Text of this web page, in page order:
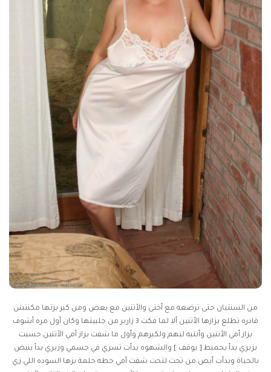
من السنتيان حتى ترضعه مع أختى والأتنين مع بعض ومن كبر بزتها مكنتش
قادره تطلع بزازها الأتنين ألا لما فكت 3 زارير من جلبيتها وكان أول مره أشوف
بزاز أمي الأتنين وأنتبه ليهم ولكبرهم وأول ما شفت بزاز أمي الأتنين حسيت
بزبري بدأ يحمبط [ يوقف ] والشهوه بدأت تسري في جسمي وزبري بدأ ينبض
بالحياة وبدأت أبص من تحت لتحت شفت أمي حطه حلمة بزها السوده اللي زي